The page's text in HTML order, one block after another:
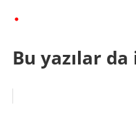
Bu yazılar